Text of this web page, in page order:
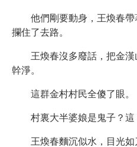
他們剛要動身，王煥春帶
攔住了去路。
王煥春沒多廢話，把金
幹淨。
這群金村村民全傻了眼。
村裏大半婆娘是鬼子？這
王煥春麵沉似水，目光